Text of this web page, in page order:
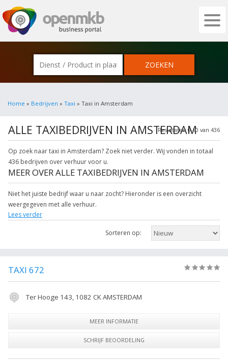
OPENMKB - DE ZAKELIJKE PORTAL
Home » Bedrijven » Taxi » Taxi in Amsterdam
Resultaten 0-10 van 436
ALLE TAXIBEDRIJVEN IN AMSTERDAM
Op zoek naar taxi in Amsterdam? Zoek niet verder. Wij vonden in totaal
436 bedrijven over verhuur voor u.
MEER OVER ALLE TAXIBEDRIJVEN IN AMSTERDAM
Niet het juiste bedrijf waar u naar zocht? Hieronder is een overzicht
weergegeven met alle verhuur.
Onderstaande items zijn gerelateerd aan service. Klik een bedrijf aan
voor onder andere de contactgegevens welke gerelateerd is aan service
De volgende trefwoorden vallen ook onder deze bedrijven rubriek: taxi,
Lees verder
Sorteren op:
TAXI 672
Ter Hooge 143, 1082 CK AMSTERDAM
MEER INFORMATIE
SCHRIJF BEOORDELING